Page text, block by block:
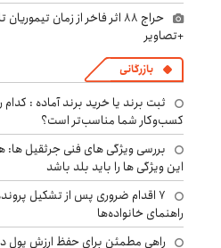
حراج ۸۸ اثر فاخر از زمان
+تصاویر
بازرگانی
ثبت برند یا خرید برند آماده : کدام
کسب‌وکار شما مناسب‌تر است؟
بررسی ویژگی های فنی جرثقیل ها:
این ویژگی ها را باید بلد باشد
۷ اقدام ضروری پس از تشکیل
راهنمای خانواده‌ها
راهی مطمئن برای حفظ ارزش پول